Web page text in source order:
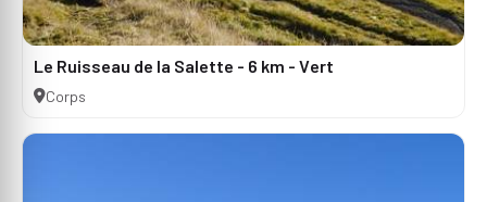
Le Ruisseau de la Salette - 6 km - Vert
Corps